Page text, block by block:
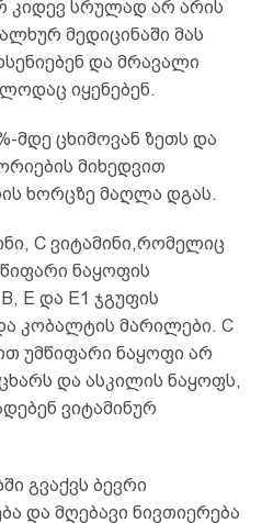
კიდევ სრულად არ არის
მედიცინაში მას
და მრავალი
იყენებენ.
მდე ცხიმოვან ზეთს და
მიხედვით
ხორცზე მაღლა დგას.
C ვიტამინი,რომელიც
ნაყოფის
E და E1 ჯგუფის
კობალტის მარილები. C
უმწიფარი ნაყოფი არ
და ასკილის ნაყოფს,
ვიტამინურ
გვაქვს ბევრი
და მღებავი ნივთიერება